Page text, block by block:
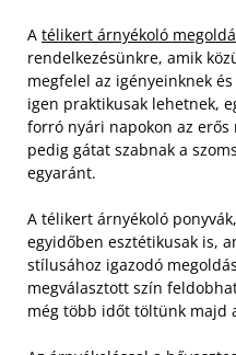
A télikert árnyékoló
rendelkezésünkre, amik
megfelel az igényeinknek
igen praktikusak lehetnek,
forró nyári napokon az
pedig gátat szabnak a
egyaránt.
A télikert árnyékoló
egyidőben esztétikusak is,
stílusához igazodó
megválasztott szín
még több időt töltünk majd